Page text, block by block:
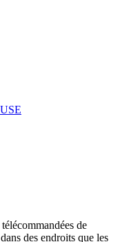
de
des endroits que les